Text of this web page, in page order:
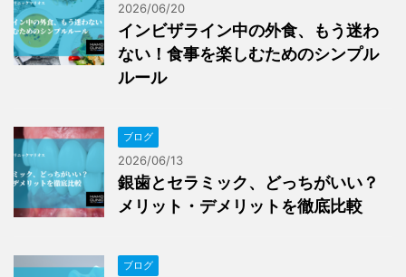
2026/06/20
インビザライン中の外食、もう迷わ
ない！食事を楽しむためのシンプル
ルール
ブログ
2026/06/13
銀歯とセラミック、どっちがいい？
メリット・デメリットを徹底比較
ブログ